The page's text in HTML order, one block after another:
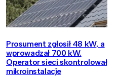
Prosument zgłosił 48 kW, a
wprowadzał 700 kW.
Operator sieci skontrolował
mikroinstalacje